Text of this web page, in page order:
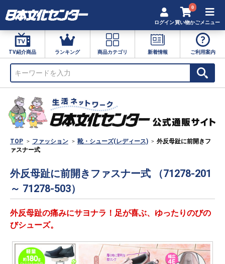
ログイン
0
買い物かごメニュー
TV紹介商品 ランキング 商品カテゴリ 新着情報 ご利用案内
TOP ファッション 靴・シューズ(レディース)
外反母趾に前開きフ
ァスナー式
外反母趾に前開きファスナー式 （71278-201
～ 71278-503）
外反母趾の痛みにサヨナラ！足が喜ぶ、ゆったりのびの
びシューズ。